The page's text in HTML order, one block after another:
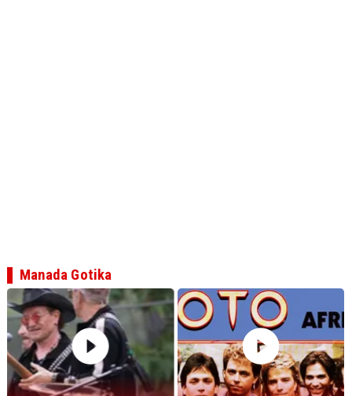
Manada Gotika